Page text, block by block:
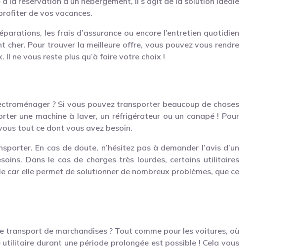
de vos vacances.
les frais d’assurance ou encore l’entretien quotidien
Pour trouver la meilleure offre, vous pouvez vous rendre
ne vous reste plus qu’à faire votre choix !
? Si vous pouvez transporter beaucoup de choses
une machine à laver, un réfrigérateur ou un canapé ! Pour
tout ce dont vous avez besoin.
En cas de doute, n’hésitez pas à demander l’avis d’un
Dans le cas de charges très lourdes, certains utilitaires
elle permet de solutionner de nombreux problèmes, que ce
transport de marchandises ? Tout comme pour les voitures, où
utilitaire durant une période prolongée est possible ! Cela vous